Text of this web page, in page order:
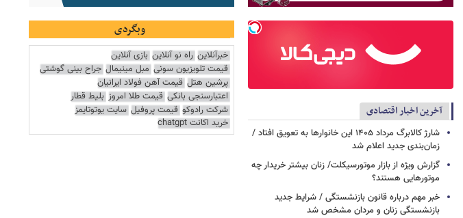
آخرین اخبار اقتصادی
شارژ کالابرگ مرداد ۱۴۰۵ این خانوارها به تعویق افتاد /
زمان‌بندی جدید اعلام شد
گزارش ویژه از بازار موتورسیکلت/ زنان بیشتر خریدار چه
موتورهایی هستند؟
خبر مهم درباره قانون بازنشستگی / شرایط جدید
بازنشستگی زنان و مردان مشخص شد
وبگردی
خبرآنلاین راه نو آنلاین بازی آنلاین
قیمت تلویزیون سونی مبل مینیمال جراح بینی گوشتی
پرشین هتل قیمت آهن فولاد ایرانیان
اعتبارسنجی بانکی قیمت طلا امروز بلیط قطار
شرکت رادوکو قیمت پروفیل سایت یوتوتایمز
خرید اکانت chatgpt